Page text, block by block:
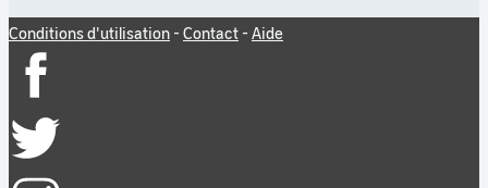
Conditions d'utilisation - Contact - Aide